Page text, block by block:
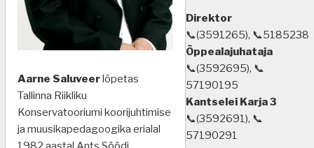
Aarne Saluveerlõpetas
Tallinna Riikliku
Konservatooriumi koorijuhtimise
ja muusikapedagoogika erialal
Direktor
📞(3591265), 📞5185238
Õppealajuhataja
📞(3592695), 📞
57190195
Kantselei Karja 3
📞(3592691), 📞
57190291